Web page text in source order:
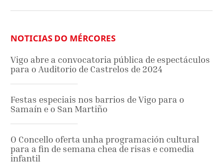
NOTICIAS DO MÉRCORES
Vigo abre a convocatoria pública de espectáculos
para o Auditorio de Castrelos de 2024
Festas especiais nos barrios de Vigo para o
Samaín e o San Martiño
O Concello oferta unha programación cultural
para a fin de semana chea de risas e comedia
infantil